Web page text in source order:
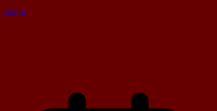
Bücher